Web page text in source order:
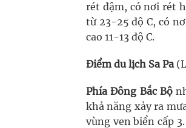
rét đậm, có nơi rét
từ 23-25 độ C, có
cao 11-13 độ C.
Điểm du lịch Sa Pa
Phía Đông Bắc Bộ
khả năng xảy ra
vùng ven biển cấp